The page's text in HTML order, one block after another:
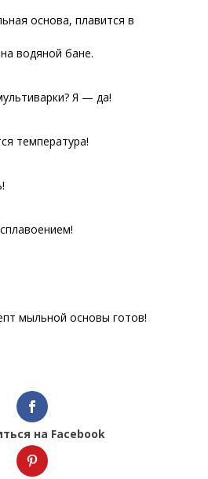
основа, плавится в
водяной бане.
Я — да!
температура!
мыльной основы готов!
на Facebook